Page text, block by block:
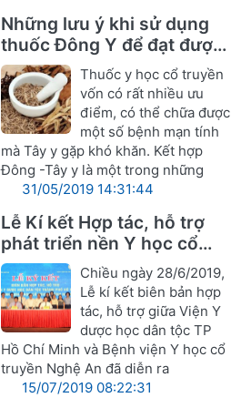
Những lưu ý khi sử dụng
thuốc Đông Y để đạt được
hiệu quả tốt nhấtThuốc y học cổ truyền
vốn có rất nhiều ưu
điểm, có thể chữa được
một số bệnh mạn tính
mà Tây y gặp khó khăn. Kết hợp
Đông -Tây y là một trong những
31/05/2019 14:31:44
Lễ Kí kết Hợp tác, hỗ trợ
phát triển nền Y học cổ
truyền Nghệ AnChiều ngày 28/6/2019,
Lễ kí kết biên bản hợp
tác, hỗ trợ giữa Viện Y
dược học dân tộc TP
Hồ Chí Minh và Bệnh viện Y học cổ
truyền Nghệ An đã diễn ra
15/07/2019 08:22:31